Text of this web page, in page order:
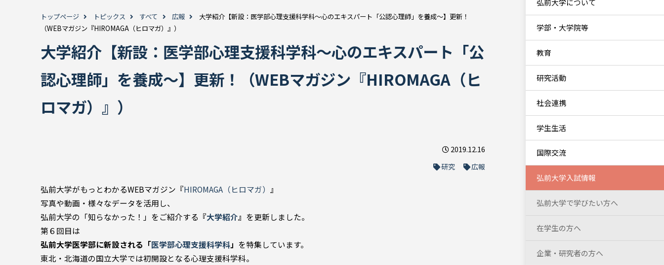
トップページ トピックス すべて 広報
大学紹介【新設：医学部心理支援科学科～心のエキスパート「公認心理師」を養成～】更新！
（WEBマガジン『HIROMAGA（ヒロマガ）』）
大学紹介【新設：医学部心理支援科学科～心のエキスパート「公
認心理師」を養成～】更新！（WEBマガジン『HIROMAGA（ヒ
ロマガ）』）
2019.12.16
研究
広報
弘前大学がもっとわかるWEBマガジン『HIROMAGA（ヒロマガ）
』
写真や動画・様々なデータを活用し、
弘前大学の「知らなかった！」をご紹介する 『大学紹介』 を更新しました。
第６回目は
弘前大学医学部に新設される「医学部心理支援科学科」 を特集しています。
東北・北海道の国立大学では初開設となる心理支援科学科。
弘前大学について
学部・大学院等
教育
研究活動
社会連携
学生生活
国際交流
弘前大学入試情報
弘前大学で学びたい方へ
在学生の方へ
企業・研究者の方へ